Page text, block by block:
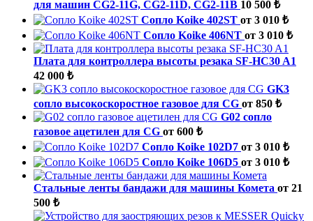
для машин CG2-11G, CG2-11D, CG2-11B 10 500 ₺
Сопло Koike 402ST от 3 010 ₺
Сопло Koike 406NT от 3 010 ₺
Плата для контроллера высоты резака SF-HC30 A1
42 000 ₺
GK3
сопло высокоскоростное газовое для CG от 850 ₺
G02 сопло
газовое ацетилен для CG от 600 ₺
Сопло Koike 102D7 от 3 010 ₺
Сопло Koike 106D5 от 3 010 ₺
Стальные ленты бандажи для машины Комета от 21
500 ₺